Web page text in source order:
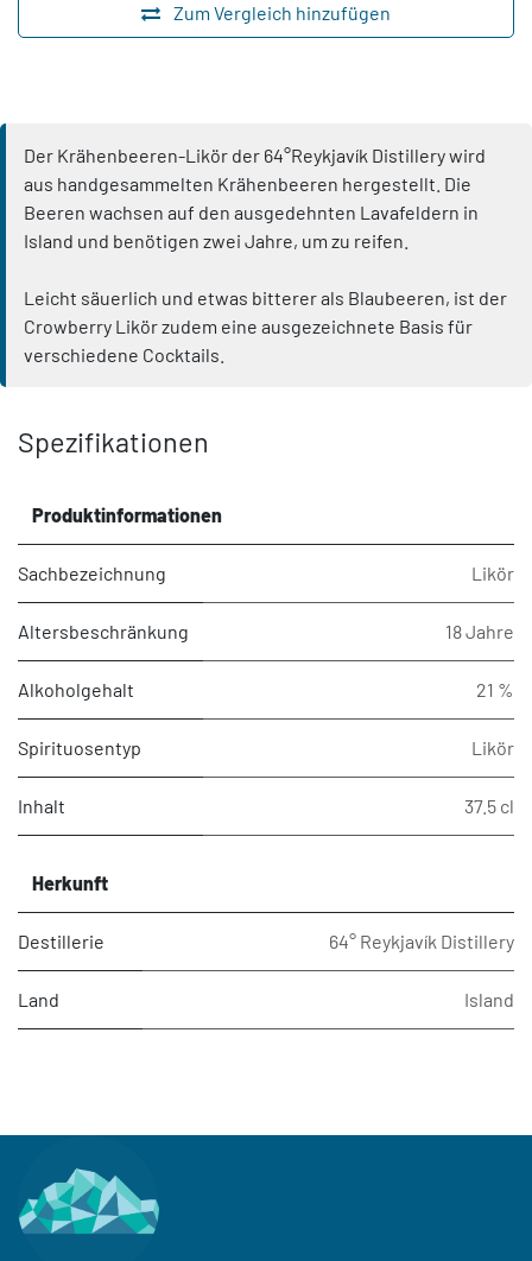
Zum Vergleich hinzufügen
Der Krähenbeeren-Likör der 64°Reykjavík Distillery wird
aus handgesammelten Krähenbeeren hergestellt. Die
Beeren wachsen auf den ausgedehnten Lavafeldern in
Island und benötigen zwei Jahre, um zu reifen.
Leicht säuerlich und etwas bitterer als Blaubeeren, ist der
Crowberry Likör zudem eine ausgezeichnete Basis für
verschiedene Cocktails.
Spezifikationen
Produktinformationen
Sachbezeichnung Likör
Altersbeschränkung 18 Jahre
Alkoholgehalt 21 %
Spirituosentyp Likör
Inhalt 37.5 cl
Herkunft
Destillerie 64° Reykjavík Distillery
Land Island